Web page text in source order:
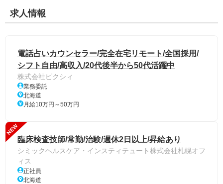
求人情報
電話占いカウンセラー/完全在宅リモート/全国採用/
シフト自由/高収入/20代後半から50代活躍中
株式会社ピクシィ
業務委託
北海道
月給10万円～50万円
NEW
臨床検査技師/常勤/治験/週休2日以上/昇給あり
シミックヘルスケア・インスティテュート株式会社札幌オフ
ィス
正社員
北海道